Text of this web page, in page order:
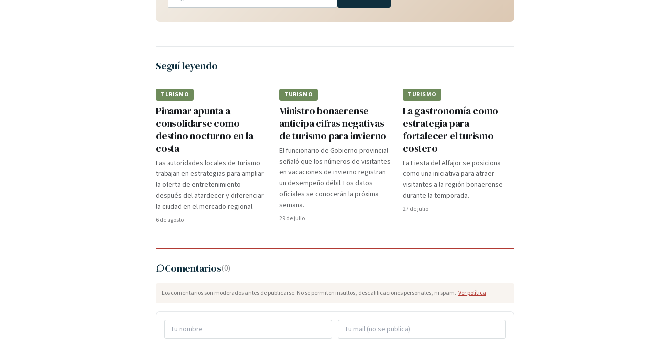
Seguí leyendo
TURISMO
Pinamar apunta a
consolidarse como
destino nocturno en la
costa
Las autoridades locales de turismo
trabajan en estrategias para ampliar
la oferta de entretenimiento
después del atardecer y diferenciar
la ciudad en el mercado regional.
6 de agosto
TURISMO
Ministro bonaerense
anticipa cifras negativas
de turismo para invierno
El funcionario de Gobierno provincial
señaló que los números de visitantes
en vacaciones de invierno registran
un desempeño débil. Los datos
oficiales se conocerán la próxima
semana.
29 de julio
TURISMO
La gastronomía como
estrategia para
fortalecer el turismo
costero
La Fiesta del Alfajor se posiciona
como una iniciativa para atraer
visitantes a la región bonaerense
durante la temporada.
27 de julio
Comentarios(0)
Los comentarios son moderados antes de publicarse. No se permiten insultos, descalificaciones personales, ni spam. Ver política